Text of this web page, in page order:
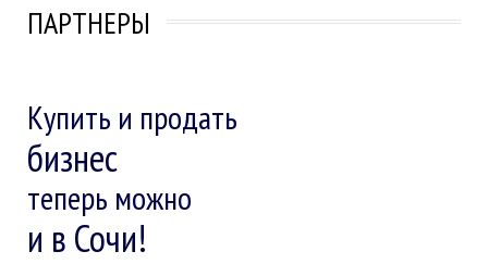
ПАРТНЕРЫ
Купить и продать
бизнес
теперь можно
и в Сочи!